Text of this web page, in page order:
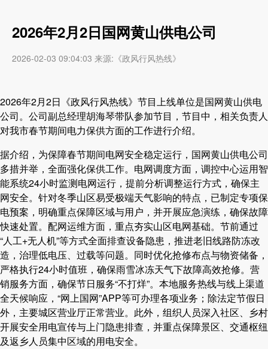
2026年2月2日国网黄山供电公司
2026-02-03 09:04:03 来源:《政风行风热线》
2026年2月2日《政风行风热线》节目上线单位是国网黄山供电
公司。公司副总经理胡海琴带队参加节目，节目中，相关负责人
对我市春节期间电力保供方面的工作进行介绍。
据介绍，为保障春节期间电网安全稳定运行，国网黄山供电公司
多措并举，全面强化保供工作。电网调度方面，调控中心运用智
能系统24小时监测电网运行，提前分析调整运行方式，确保主
网安全。针对冬季山区易受极端天气影响的特点，已制定专项保
电预案，明确重点保障区域与用户，并开展应急演练，确保故障
快速处置。配网运维方面，重点夯实山区电网基础。节前通过
“人工+无人机”等方式全面排查设备隐患，推进老旧线路防冻改
造，治理低电压、过载等问题。同时优化抢修布点与物资储备，
严格执行24小时值班，确保雨雪冰冻天气下故障高效抢修。营
销服务方面，确保节日服务“不打烊”。本地服务热线与线上渠道
全天候响应，“网上国网”APP等可办理各项业务；除法定节假日
外，主要城区营业厅正常营业。此外，组织人员深入社区、乡村
开展安全用电宣传与上门隐患排查，并重点保障景区、交通枢纽
及返乡人员集中区域的用电安全。